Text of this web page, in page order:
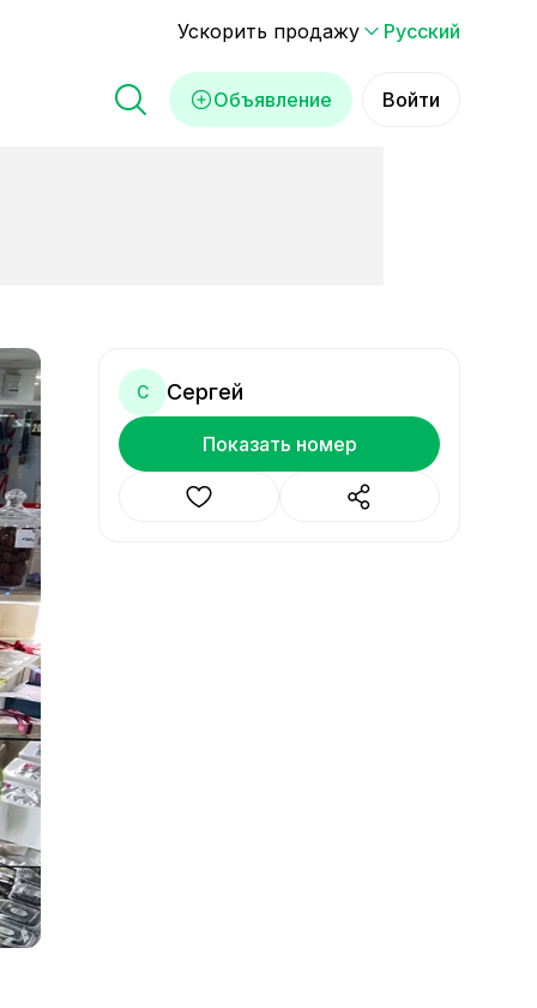
Ускорить продажу Русский
Объявление Войти
С Сергей
Показать номер